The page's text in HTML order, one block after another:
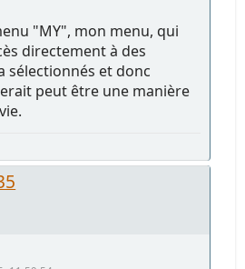
"MY", mon menu, qui
directement à des
sélectionnés et donc
peut être une manière